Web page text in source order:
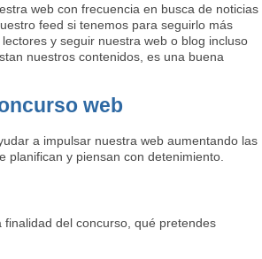
web con frecuencia en busca de noticias
feed si tenemos para seguirlo más
y seguir nuestra web o blog incluso
nuestros contenidos, es una buena
web
a impulsar nuestra web aumentando las
y piensan con detenimiento.
del concurso, qué pretendes